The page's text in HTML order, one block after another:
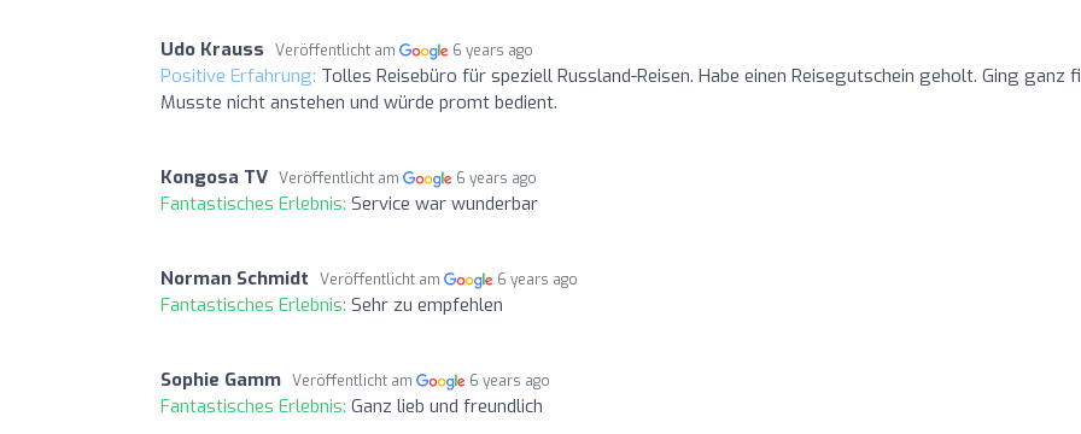
Udo Krauss Veröffentlicht am 6 years ago
Positive Erfahrung: Tolles Reisebüro für speziell Russland-Reisen. Habe einen Reisegutschein geholt. Ging ganz
Musste nicht anstehen und würde promt bedient.
Kongosa TV Veröffentlicht am 6 years ago
Fantastisches Erlebnis: Service war wunderbar
Norman Schmidt Veröffentlicht am 6 years ago
Fantastisches Erlebnis: Sehr zu empfehlen
Sophie Gamm Veröffentlicht am 6 years ago
Fantastisches Erlebnis: Ganz lieb und freundlich